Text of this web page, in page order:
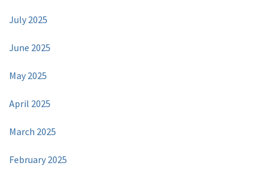
July 2025
June 2025
May 2025
April 2025
March 2025
February 2025